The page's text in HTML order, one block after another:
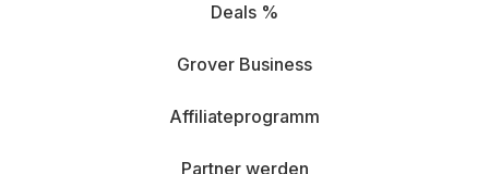
Deals %
Grover Business
Affiliateprogramm
Partner werden